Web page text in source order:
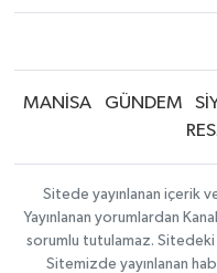
MANİSA GÜNDEM
Sitede yayınlanan içerik
Yayınlanan yorumlardan
sorumlu tutulamaz. Sitedeki
Sitemizde yayınlanan